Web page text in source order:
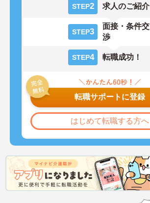
STEP2 求人のご紹介
STEP3
面接・条件交
渉
STEP4 転職成功！
転職サポートに登録
はじめて転職する方へ